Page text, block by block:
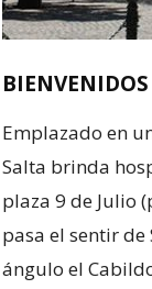
BIENVENIDOS
Emplazado en
Salta brinda
plaza 9 de Julio
pasa el sentir de
ángulo el